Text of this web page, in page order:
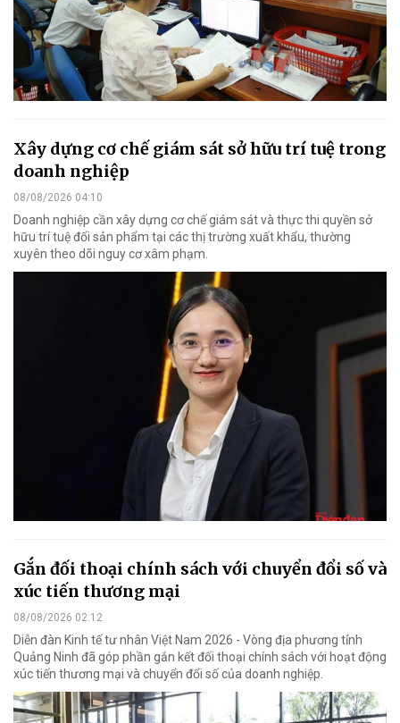
Xây dựng cơ chế giám sát sở hữu trí tuệ trong
doanh nghiệp
08/08/2026 04:10
Doanh nghiệp cần xây dựng cơ chế giám sát và thực thi quyền sở
hữu trí tuệ đối sản phẩm tại các thị trường xuất khẩu, thường
xuyên theo dõi nguy cơ xâm phạm.
Gắn đối thoại chính sách với chuyển đổi số và
xúc tiến thương mại
08/08/2026 02:12
Diễn đàn Kinh tế tư nhân Việt Nam 2026 - Vòng địa phương tỉnh
Quảng Ninh đã góp phần gắn kết đối thoại chính sách với hoạt động
xúc tiến thương mại và chuyển đổi số của doanh nghiệp.